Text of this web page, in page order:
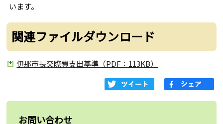
います。
関連ファイルダウンロード
伊那市長交際費支出基準（PDF：113KB）
お問い合わせ